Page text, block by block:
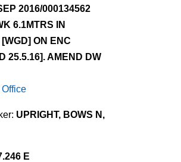
2016/000134562
6.1MTRS IN
ON ENC
25.5.16]. AMEND DW
UPRIGHT, BOWS N,
E